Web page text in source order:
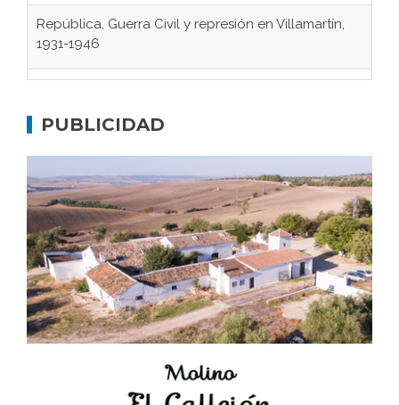
1931-1946
Gaditanos deportados a campos de
concentración nazis
Don Perafán de Ribera y sus fundaciones de
El Frente Popular. Ubrique, febrero-julio 1936
Juntar las letras. La alfabetización en el campo: del
afán de saber a la autogestión
Historia y vivencias del poblado de Los Hurones
Memoria inacabada
PUBLICIDAD